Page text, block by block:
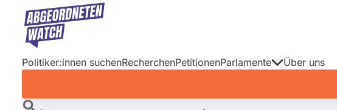
Direkt
Inhalt
Politiker:innen suchenRecherchenPetitionenParlamente Über uns